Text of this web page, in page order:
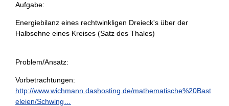
Aufgabe:
Energiebilanz eines rechtwinkligen Dreieck's über der
Halbsehne eines Kreises (Satz des Thales)
Problem/Ansatz:
Vorbetrachtungen:
http://www.wichmann.dashosting.de/mathematische%20Bast
eleien/Schwing…